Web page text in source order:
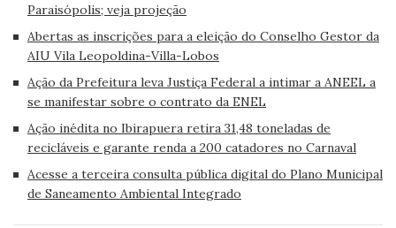
Paraisópolis; veja projeção
Abertas as inscrições para a eleição do Conselho Gestor da
AIU Vila Leopoldina-Villa-Lobos
Ação da Prefeitura leva Justiça Federal a intimar a ANEEL a
se manifestar sobre o contrato da ENEL
Ação inédita no Ibirapuera retira 31,48 toneladas de
recicláveis e garante renda a 200 catadores no Carnaval
Acesse a terceira consulta pública digital do Plano Municipal
de Saneamento Ambiental Integrado